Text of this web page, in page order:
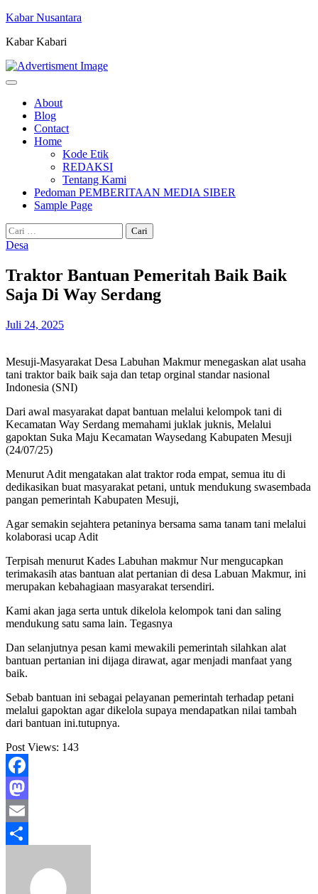
Skip
content
Kabar Nusantara
Kabar Kabari
About
Blog
Contact
Home
Kode Etik
REDAKSI
Tentang Kami
Pedoman PEMBERITAAN MEDIA SIBER
Sample Page
Cari
untuk:
Desa
Traktor Bantuan Pemeritah Baik Baik
Saja Di Way Serdang
Juli 24, 2025
Mesuji-Masyarakat Desa Labuhan Makmur menegaskan alat usaha
tani traktor baik baik saja dan tetap orginal standar nasional
Indonesia (SNI)
Dari awal masyarakat dapat bantuan melalui kelompok tani di
Kecamatan Way Serdang memahami juklak juknis, Melalui
gapoktan Suka Maju Kecamatan Waysedang Kabupaten Mesuji
(24/07/25)
Menurut Adit mengatakan alat traktor roda empat, semua itu di
dedikasikan buat masyarakat petani, untuk mendukung swasembada
pangan pemerintah Kabupaten Mesuji,
Agar semakin sejahtera petaninya bersama sama tanam tani melalui
kolaborasi ucap Adit
Terpisah menurut Kades Labuhan makmur Nur mengucapkan
terimakasih atas bantuan alat pertanian di desa Labuan Makmur, ini
merupakan kebahagiaan masyarakat tersendiri.
Kami akan jaga serta untuk dikelola kelompok tani dan saling
mendukung satu sama lain. Tegasnya
Dan selanjutnya pesan kami mewakili pemerintah silahkan alat
bantuan pertanian ini dijaga dirawat, agar menjadi manfaat yang
baik.
Sebab bantuan ini sebagai pelayanan pemerintah terhadap petani
melalui gapoktan agar dikelola supaya mendapatkan nilai tambah
dari bantuan ini.tutupnya.
Post Views: 143
Facebook
Mastodon
Email